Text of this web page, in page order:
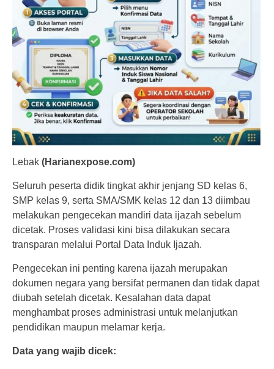
Lebak (Harianexpose.com)
Seluruh peserta didik tingkat akhir jenjang SD kelas 6,
SMP kelas 9, serta SMA/SMK kelas 12 dan 13 diimbau
melakukan pengecekan mandiri data ijazah sebelum
dicetak. Proses validasi kini bisa dilakukan secara
transparan melalui Portal Data Induk Ijazah.
Pengecekan ini penting karena ijazah merupakan
dokumen negara yang bersifat permanen dan tidak dapat
diubah setelah dicetak. Kesalahan data dapat
menghambat proses administrasi untuk melanjutkan
pendidikan maupun melamar kerja.
Data yang wajib dicek: